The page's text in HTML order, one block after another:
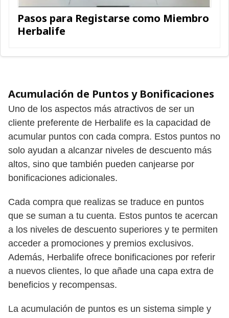
Pasos para Registarse como Miembro
Herbalife
Acumulación de Puntos y Bonificaciones
Uno de los aspectos más atractivos de ser un
cliente preferente de Herbalife es la capacidad de
acumular puntos con cada compra. Estos puntos no
solo ayudan a alcanzar niveles de descuento más
altos, sino que también pueden canjearse por
bonificaciones adicionales.
Cada compra que realizas se traduce en puntos
que se suman a tu cuenta. Estos puntos te acercan
a los niveles de descuento superiores y te permiten
acceder a promociones y premios exclusivos.
Además, Herbalife ofrece bonificaciones por referir
a nuevos clientes, lo que añade una capa extra de
beneficios y recompensas.
La acumulación de puntos es un sistema simple y